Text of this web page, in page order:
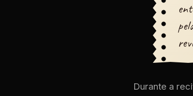
Durante a